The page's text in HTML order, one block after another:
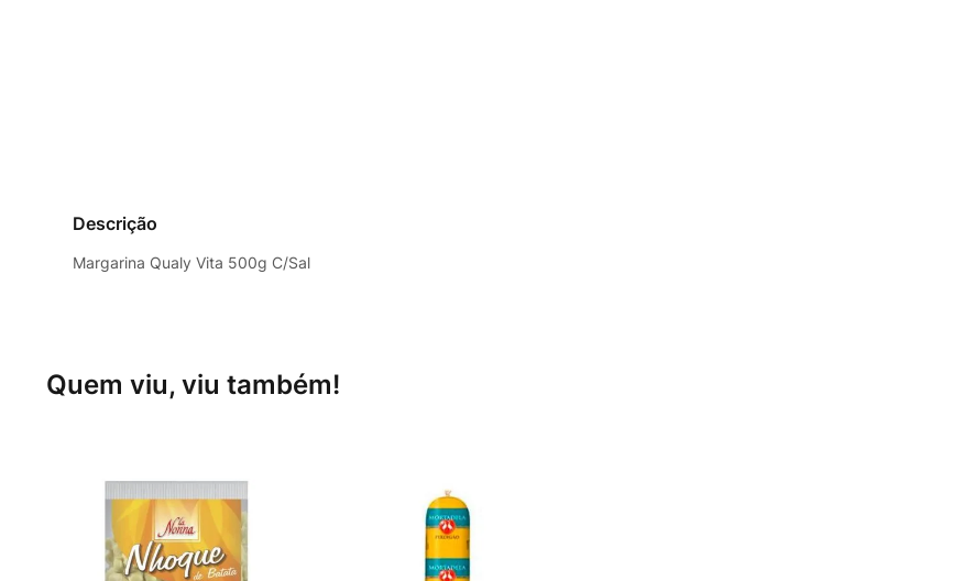
Descrição
Margarina Qualy Vita 500g C/Sal
Quem viu, viu também!